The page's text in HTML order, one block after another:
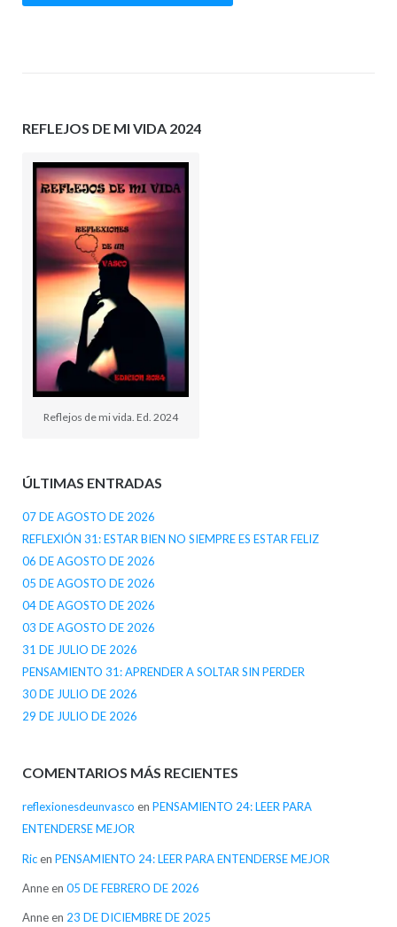
REFLEJOS DE MI VIDA 2024
Reflejos de mi vida. Ed. 2024
ÚLTIMAS ENTRADAS
07 DE AGOSTO DE 2026
REFLEXIÓN 31: ESTAR BIEN NO SIEMPRE ES ESTAR FELIZ
06 DE AGOSTO DE 2026
05 DE AGOSTO DE 2026
04 DE AGOSTO DE 2026
03 DE AGOSTO DE 2026
31 DE JULIO DE 2026
PENSAMIENTO 31: APRENDER A SOLTAR SIN PERDER
30 DE JULIO DE 2026
29 DE JULIO DE 2026
COMENTARIOS MÁS RECIENTES
reflexionesdeunvasco en PENSAMIENTO 24: LEER PARA
ENTENDERSE MEJOR
Ricen PENSAMIENTO 24: LEER PARA ENTENDERSE MEJOR
Anneen 05 DE FEBRERO DE 2026
Anneen 23 DE DICIEMBRE DE 2025